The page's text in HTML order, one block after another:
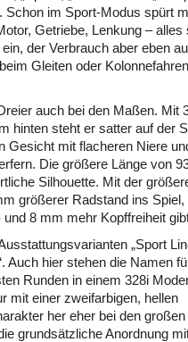
im Sport-Modus spürt
Getriebe, Lenkung – alles
der Verbrauch aber eben
Gleiten oder Kolonnefahren
auch bei den Maßen. Mit
hinten steht er satter auf der
Gesicht mit flacheren Niere
Die größere Länge von
Silhouette. Mit der
größerer Radstand ins Spiel,
8 mm mehr Kopffreiheit
„Sport
Auch hier stehen die Namen
Runden in einem 328i
mit einer zweifarbigen, hellen
her eher bei den
grundsätzliche Anordnung